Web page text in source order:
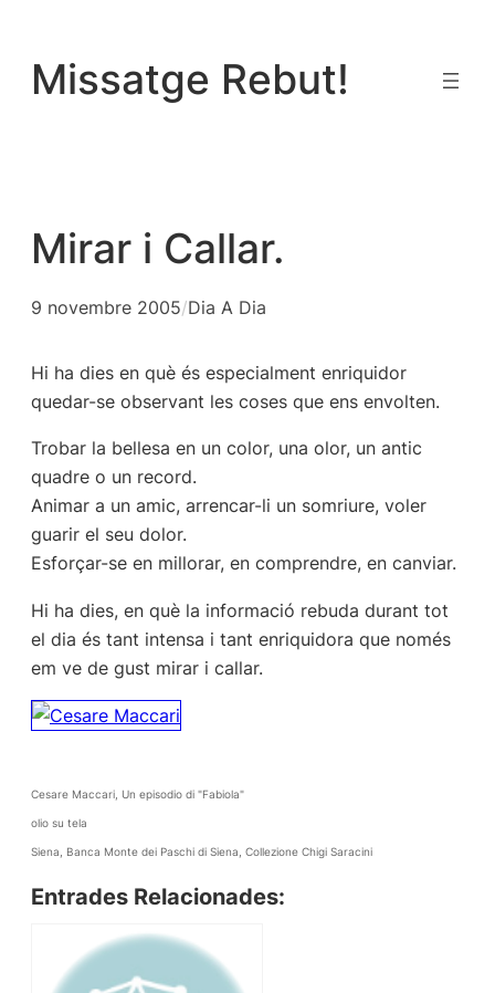
contingut
Missatge Rebut!
Mirar i Callar.
9 novembre 2005/Dia A Dia
Hi ha dies en què és especialment enriquidor
quedar-se observant les coses que ens envolten.
Trobar la bellesa en un color, una olor, un antic
quadre o un record.
Animar a un amic, arrencar-li un somriure, voler
guarir el seu dolor.
Esforçar-se en millorar, en comprendre, en canviar.
Hi ha dies, en què la informació rebuda durant tot
el dia és tant intensa i tant enriquidora que només
em ve de gust mirar i callar.
Cesare Maccari, Un episodio di "Fabiola"
olio su tela
Siena, Banca Monte dei Paschi di Siena, Collezione Chigi Saracini
Entrades Relacionades: